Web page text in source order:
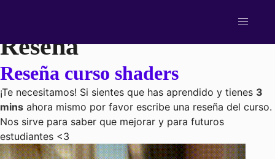
Cursos Online
Videojuegos 2D en Unity desde cero
VFX para videojuegos en Unreal
Shaders y materiales avanzados en UE5
Categoría de Lección:
Reseña
Reseña curso shaders
¡Te necesitamos! Si sientes que has aprendido y tienes 3
mins ahora mismo por favor escribe una reseña del curso.
Nos sirve para saber que mejorar y para futuros
estudiantes <3